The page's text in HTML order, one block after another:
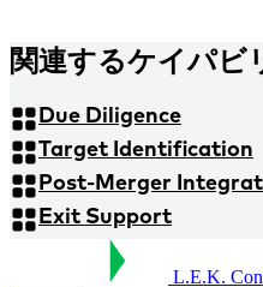
関連するケイパビ
Due Diligence
Target Identification
Post-Merger
Exit Support
L.E.K.